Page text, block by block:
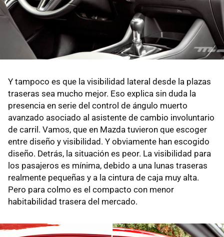
Y tampoco es que la visibilidad lateral desde la plazas
traseras sea mucho mejor. Eso explica sin duda la
presencia en serie del control de ángulo muerto
avanzado asociado al asistente de cambio involuntario
de carril. Vamos, que en Mazda tuvieron que escoger
entre diseño y visibilidad. Y obviamente han escogido
diseño. Detrás, la situación es peor. La visibilidad para
los pasajeros es mínima, debido a una lunas traseras
realmente pequeñas y a la cintura de caja muy alta.
Pero para colmo es el compacto con menor
habitabilidad trasera del mercado.